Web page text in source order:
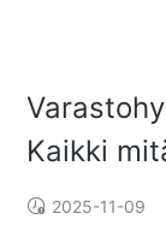
Kaikki
2025-11-09